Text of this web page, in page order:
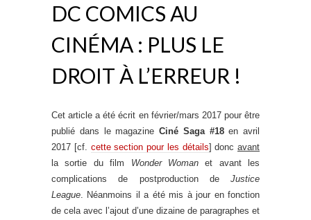
DC COMICS AU
CINÉMA : PLUS LE
DROIT À L’ERREUR !
Cet article a été écrit en février/mars 2017 pour être
publié dans le magazine Ciné Saga #18en avril
2017 [cf. cette section pour les détails] donc avant
la sortie du film Wonder Womanet avant les
complications de postproduction de Justice
League. Néanmoins il a été mis à jour en fonction
de cela avec l’ajout d’une dizaine de paragraphes et